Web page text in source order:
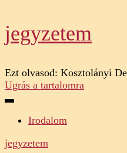
jegyzetem
Ezt olvasod: Kosztolányi
Ugrás a tartalomra
Irodalom
jegyzetem